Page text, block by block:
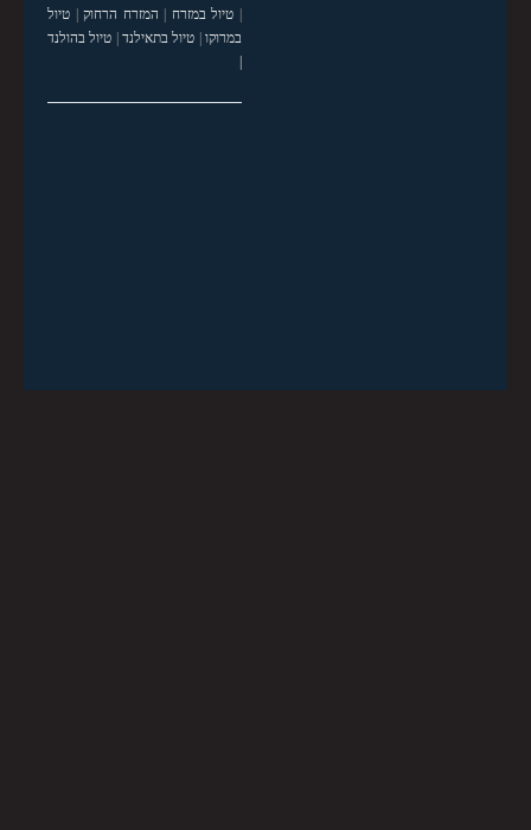
| טיול במזרח | המזרח הרחוק| טיול
במרוקו| טיול בתאילנד| טיול בהולנד
|